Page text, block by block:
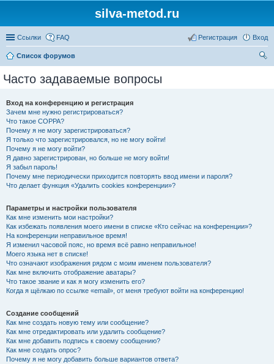
silva-metod.ru
Ссылки FAQ Вход
Регистрация
Список форумов
Часто задаваемые вопросы
Вход на конференцию и регистрация
Зачем мне нужно регистрироваться?
Что такое COPPA?
Почему я не могу зарегистрироваться?
Я только что зарегистрировался, но не могу войти!
Почему я не могу войти?
Я давно зарегистрирован, но больше не могу войти!
Я забыл пароль!
Почему мне периодически приходится повторять ввод имени и пароля?
Что делает функция «Удалить cookies конференции»?
Параметры и настройки пользователя
Как мне изменить мои настройки?
Как избежать появления моего имени в списке «Кто сейчас на конференции»?
На конференции неправильное время!
Я изменил часовой пояс, но время всё равно неправильное!
Моего языка нет в списке!
Что означают изображения рядом с моим именем пользователя?
Как мне включить отображение аватары?
Что такое звание и как я могу изменить его?
Когда я щёлкаю по ссылке «email», от меня требуют войти на конференцию!
Создание сообщений
Как мне создать новую тему или сообщение?
Как мне отредактировать или удалить сообщение?
Как мне добавить подпись к своему сообщению?
Как мне создать опрос?
Почему я не могу добавить больше вариантов ответа?